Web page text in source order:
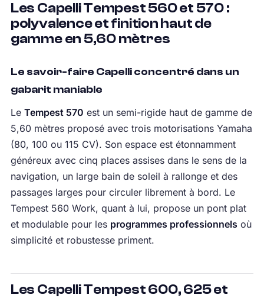
Les Capelli Tempest 560 et 570 :
polyvalence et finition haut de
gamme en 5,60 mètres
Le savoir-faire Capelli concentré dans un
gabarit maniable
Le Tempest 570 est un semi-rigide haut de gamme de
5,60 mètres proposé avec trois motorisations Yamaha
(80, 100 ou 115 CV). Son espace est étonnamment
généreux avec cinq places assises dans le sens de la
navigation, un large bain de soleil à rallonge et des
passages larges pour circuler librement à bord. Le
Tempest 560 Work, quant à lui, propose un pont plat
et modulable pour les programmes professionnels où
simplicité et robustesse priment.
Les Capelli Tempest 600, 625 et